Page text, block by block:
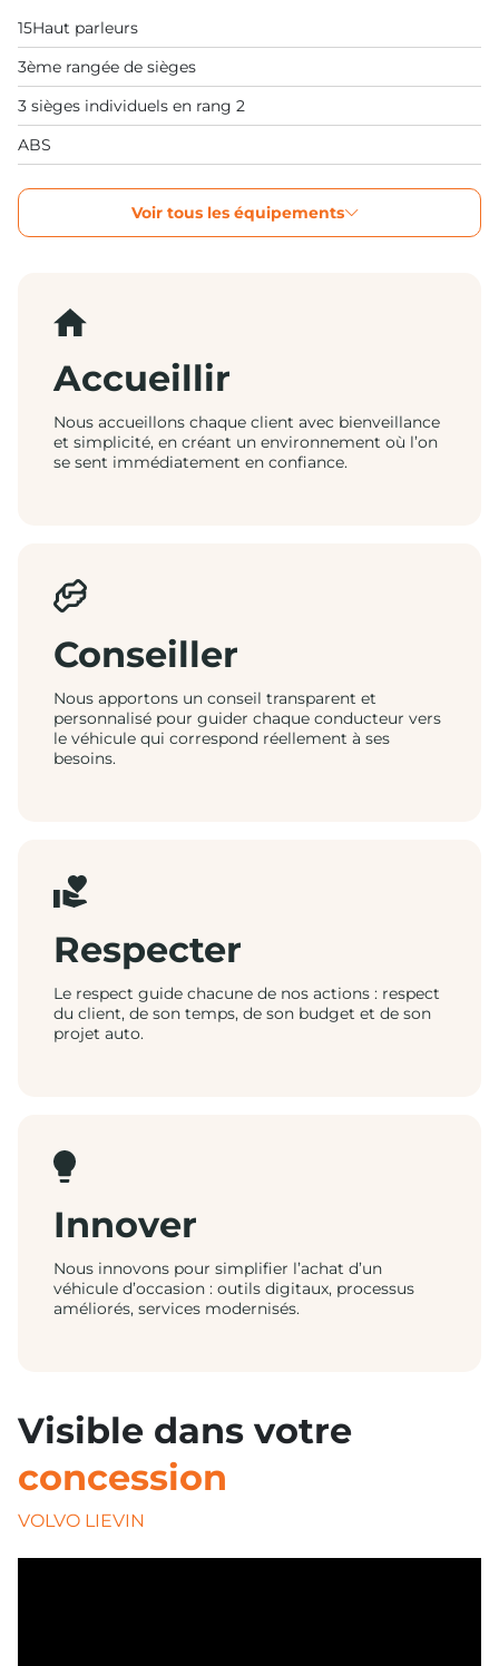
15Haut parleurs
3ème rangée de sièges
3 sièges individuels en rang 2
ABS
Voir tous les équipements
Accueillir
Nous accueillons chaque client avec bienveillance
et simplicité, en créant un environnement où l’on
se sent immédiatement en confiance.
Conseiller
Nous apportons un conseil transparent et
personnalisé pour guider chaque conducteur vers
le véhicule qui correspond réellement à ses
besoins.
Respecter
Le respect guide chacune de nos actions : respect
du client, de son temps, de son budget et de son
projet auto.
Innover
Nous innovons pour simplifier l’achat d’un
véhicule d’occasion : outils digitaux, processus
améliorés, services modernisés.
Visible dans votre
concession
VOLVO LIEVIN